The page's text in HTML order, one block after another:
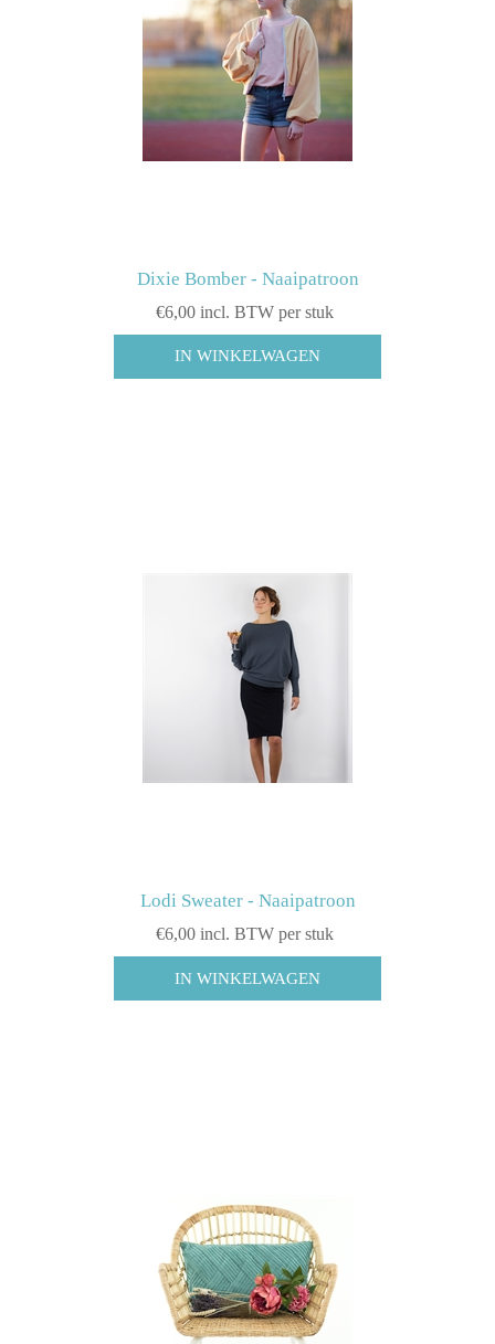
Dixie Bomber - Naaipatroon
€6,00 incl. BTW per stuk
Lodi Sweater - Naaipatroon
€6,00 incl. BTW per stuk